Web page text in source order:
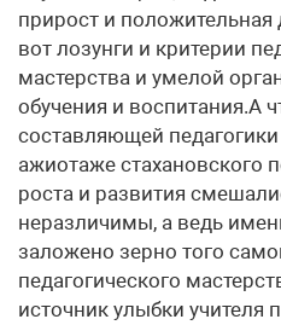
прирост и положительная
вот лозунги и критерии
мастерства и умелой
обучения и воспитания.А
составляющей
ажиотаже стахановского
роста и развития
неразличимы, а ведь
заложено зерно того
педагогического
источник улыбки учителя